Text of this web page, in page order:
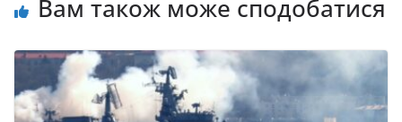
Вам також може сподобатися